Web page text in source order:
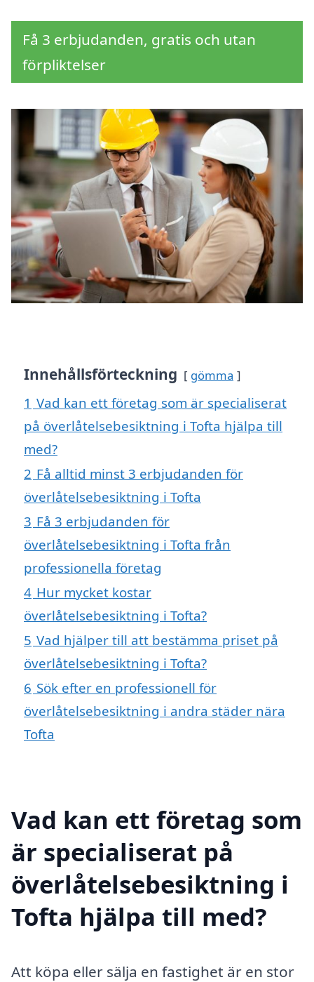
Få 3 erbjudanden, gratis och utan
förpliktelser
Innehållsförteckning gömma
1 Vad kan ett företag som är specialiserat
på överlåtelsebesiktning i Tofta hjälpa till
med?
2 Få alltid minst 3 erbjudanden för
överlåtelsebesiktning i Tofta
3 Få 3 erbjudanden för
överlåtelsebesiktning i Tofta från
professionella företag
4 Hur mycket kostar
överlåtelsebesiktning i Tofta?
5 Vad hjälper till att bestämma priset på
överlåtelsebesiktning i Tofta?
6 Sök efter en professionell för
överlåtelsebesiktning i andra städer nära
Tofta
Vad kan ett företag som
är specialiserat på
överlåtelsebesiktning i
Tofta hjälpa till med?
Att köpa eller sälja en fastighet är en stor